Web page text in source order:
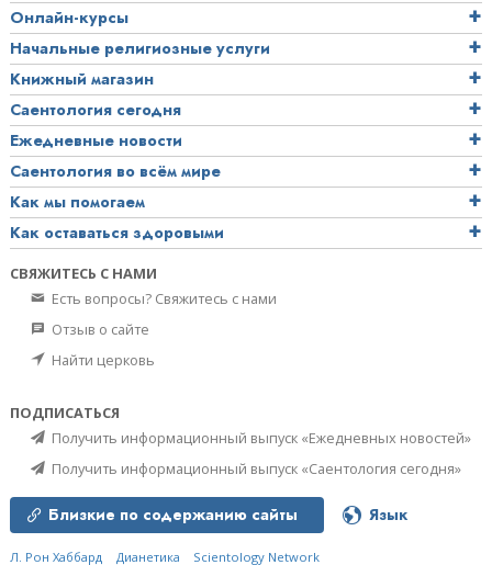
Онлайн-курсы
Начальные религиозные услуги
Книжный магазин
Саентология сегодня
Ежедневные новости
Саентология во всём мире
Как мы помогаем
Как оставаться здоровыми
СВЯЖИТЕСЬ С НАМИ
Есть вопросы? Свяжитесь с нами
Отзыв о сайте
Найти церковь
ПОДПИСАТЬСЯ
Получить информационный выпуск «Ежедневных новостей»
Получить информационный выпуск «Саентология сегодня»
Близкие по содержанию сайты Язык
Л. Рон Хаббард Дианетика Scientology Network